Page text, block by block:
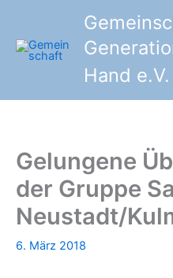
springen
Hand e.V.
Gelungene
der Gruppe
Neustadt/
6. März 2018